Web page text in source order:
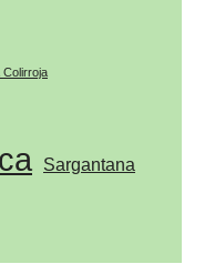
Colirroja
Sargantana